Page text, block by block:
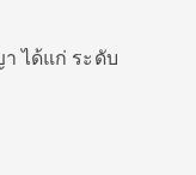
ได้แก่ ระดับ